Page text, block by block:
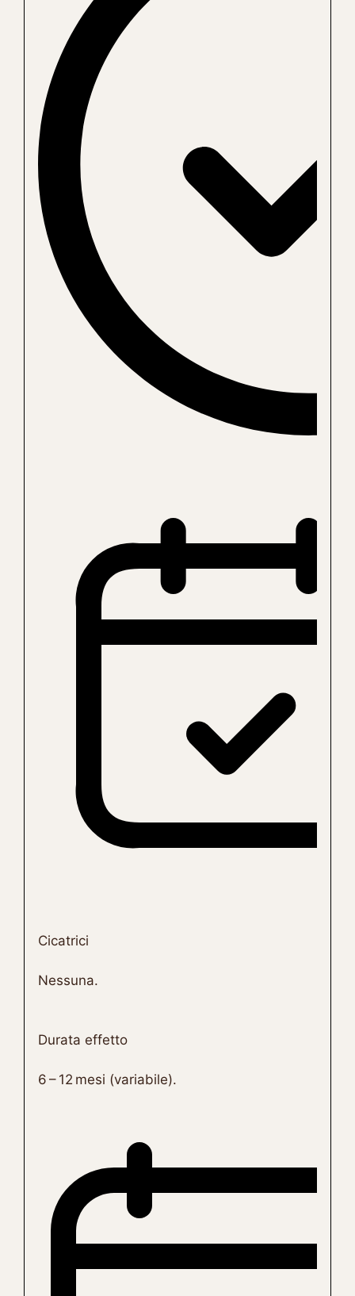
Cicatrici
Nessuna.
Durata effetto
6 – 12 mesi (variabile).